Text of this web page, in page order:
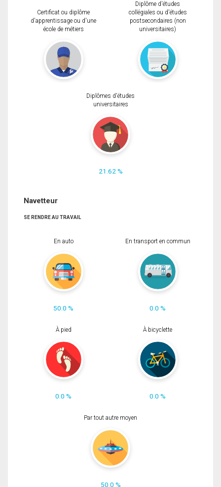
Certificat ou diplôme
d'apprentissage ou d'une
école de métiers
Diplôme d'études
collégiales ou d'études
postsecondaires (non
universitaires)
Diplômes d'études
universitaires
21.62 %
Navetteur
SE RENDRE AU TRAVAIL
En auto
50.0 %
En transport en commun
0.0 %
À pied
0.0 %
À bicyclette
0.0 %
Par tout autre moyen
50.0 %